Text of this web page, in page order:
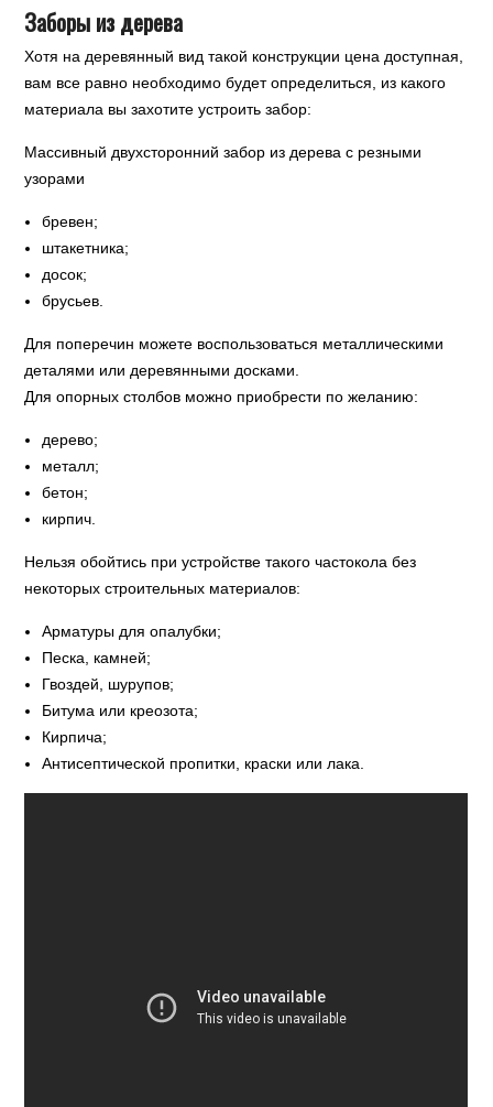
Заборы из дерева
Хотя на деревянный вид такой конструкции цена доступная,
вам все равно необходимо будет определиться, из какого
материала вы захотите устроить забор:
Массивный двухсторонний забор из дерева с резными
узорами
бревен;
штакетника;
досок;
брусьев.
Для поперечин можете воспользоваться металлическими
деталями или деревянными досками.
Для опорных столбов можно приобрести по желанию:
дерево;
металл;
бетон;
кирпич.
Нельзя обойтись при устройстве такого частокола без
некоторых строительных материалов:
Арматуры для опалубки;
Песка, камней;
Гвоздей, шурупов;
Битума или креозота;
Кирпича;
Антисептической пропитки, краски или лака.